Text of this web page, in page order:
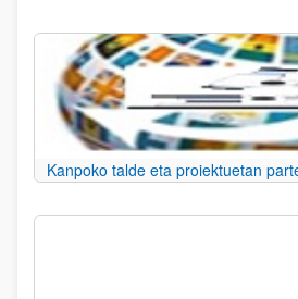
Kanpoko talde eta proiektuetan